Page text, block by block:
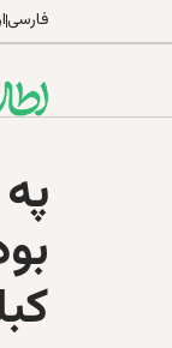
فارسی
کبله ۶۰ تنه